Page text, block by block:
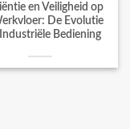
en Veiligheid op
De Evolutie
Bediening